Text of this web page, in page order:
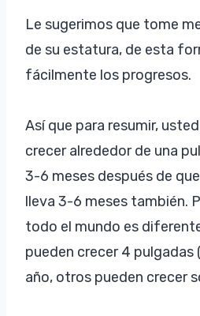
Le sugerimos que tome
de su estatura, de esta
fácilmente los progresos.
Así que para resumir,
crecer alrededor de una
3-6 meses después de
lleva 3-6 meses también.
todo el mundo es
pueden crecer 4 pulgadas
año, otros pueden crecer